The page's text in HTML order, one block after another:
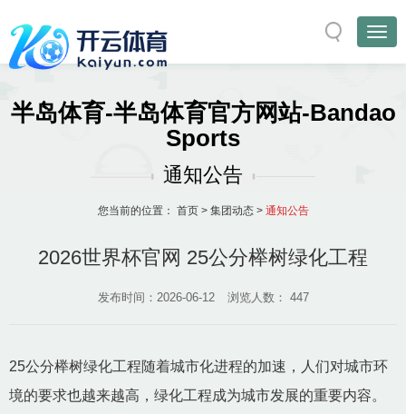
半岛体育-半岛体育官方网站-Bandao
Sports
通知公告
您当前的位置： 首页> 集团动态> 通知公告
2026世界杯官网 25公分榉树绿化工程
发布时间：2026-06-12 浏览人数： 447
25公分榉树绿化工程随着城市化进程的加速，人们对城市环
境的要求也越来越高，绿化工程成为城市发展的重要内容。